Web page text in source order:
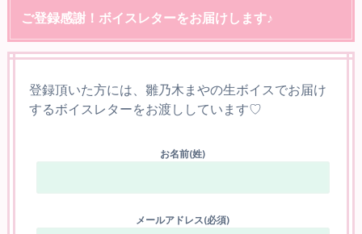
ご登録感謝！ボイスレターをお届けします♪
登録頂いた方には、雛乃木まやの生ボイスでお届け
するボイスレターをお渡ししています♡
お名前(姓)
メールアドレス(必須)